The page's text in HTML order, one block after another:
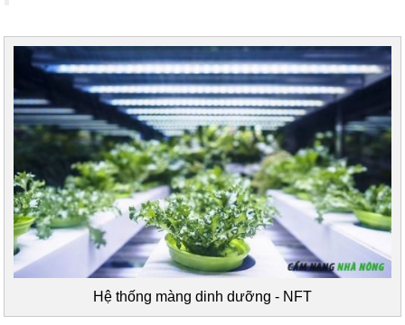
Hệ thống màng dinh dưỡng - NFT